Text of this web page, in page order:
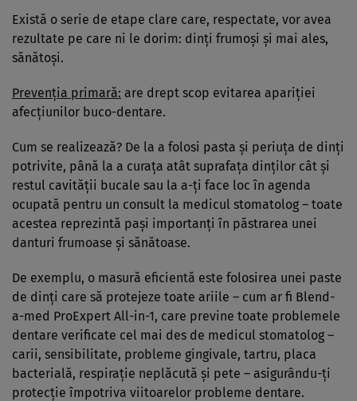
Există o serie de etape clare care, respectate, vor avea
rezultate pe care ni le dorim: dinţi frumoşi şi mai ales,
sănătoşi.
Prevenţia primară: are drept scop evitarea apariţiei
afecţiunilor buco-dentare.
Cum se realizează? De la a folosi pasta şi periuţa de dinţi
potrivite, până la a curaţa atât suprafaţa dinţilor cât şi
restul cavităţii bucale sau la a-ţi face loc în agenda
ocupată pentru un consult la medicul stomatolog – toate
acestea reprezintă paşi importanţi în păstrarea unei
danturi frumoase şi sănătoase.
De exemplu, o masură eficientă este folosirea unei paste
de dinţi care să protejeze toate ariile – cum ar fi Blend-
a-med ProExpert All-in-1, care previne toate problemele
dentare verificate cel mai des de medicul stomatolog –
carii, sensibilitate, probleme gingivale, tartru, placa
bacterială, respiraţie neplăcută şi pete – asigurându-ţi
protecţie împotriva viitoarelor probleme dentare.